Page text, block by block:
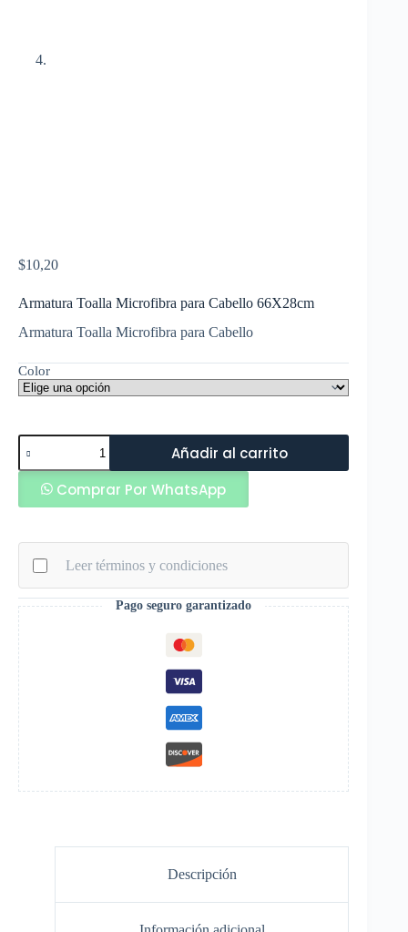
$10,20
Armatura Toalla Microfibra para Cabello 66X28cm
Armatura Toalla Microfibra para Cabello
Color
Armatura
Toalla
Microfibra
para
Cabello
Añadir al carrito
Comprar Por WhatsApp
Leer términos y condiciones
Pago seguro garantizado
Descripción